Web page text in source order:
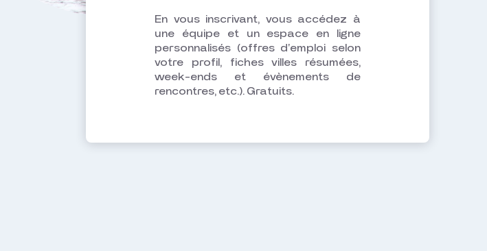
En vous inscrivant, vous accédez à
une équipe et un espace en ligne
personnalisés (offres d'emploi selon
votre profil, fiches villes résumées,
week-ends et évènements de
rencontres, etc.). Gratuits.